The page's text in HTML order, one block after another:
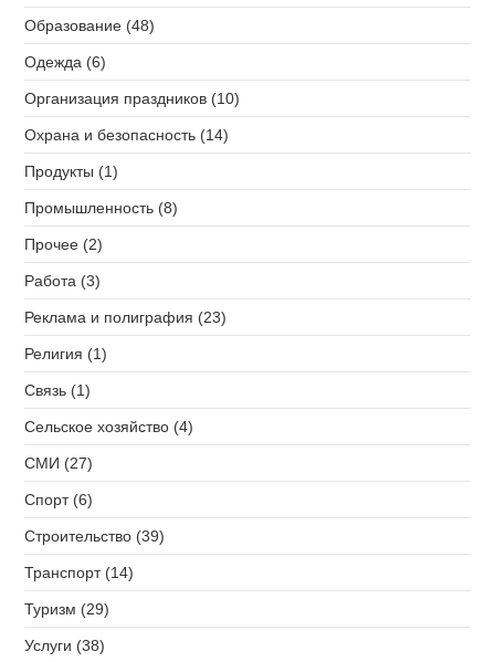
Образование (48)
Одежда (6)
Организация праздников (10)
Охрана и безопасность (14)
Продукты (1)
Промышленность (8)
Прочее (2)
Работа (3)
Реклама и полиграфия (23)
Религия (1)
Связь (1)
Сельское хозяйство (4)
СМИ (27)
Спорт (6)
Строительство (39)
Транспорт (14)
Туризм (29)
Услуги (38)